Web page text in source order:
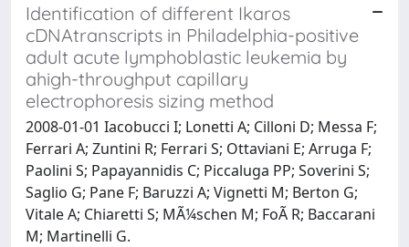
Identification of different Ikaros
cDNAtranscripts in Philadelphia-positive
adult acute lymphoblastic leukemia by
ahigh-throughput capillary
electrophoresis sizing method
2008-01-01 Iacobucci I; Lonetti A; Cilloni D; Messa F;
Ferrari A; Zuntini R; Ferrari S; Ottaviani E; Arruga F;
Paolini S; Papayannidis C; Piccaluga PP; Soverini S;
Saglio G; Pane F; Baruzzi A; Vignetti M; Berton G;
Vitale A; Chiaretti S; MÃ¼schen M; FoÃ R; Baccarani
M; Martinelli G.